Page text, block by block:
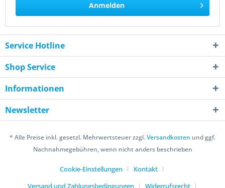
Anmelden
Service Hotline
Shop Service
Informationen
Newsletter
* Alle Preise inkl. gesetzl. Mehrwertsteuer zzgl.Versandkosten und ggf.
Nachnahmegebühren, wenn nicht anders beschrieben
Cookie-Einstellungen
Kontakt
Versand und Zahlungsbedingungen
Widerrufsrecht